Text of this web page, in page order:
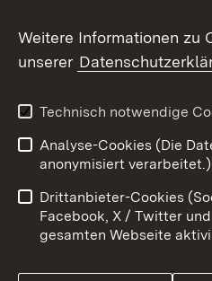
Social Wall
X / Twitter
Youtube
Benutzungshinweise
Datenschutz
Weitere Informationen zu
unserer
Technisch notwendige
Analyse-Cookies (Die
anonymisiert verarbeitet.)
Drittanbieter-Cookies
Facebook, X / Twitter
gesamten Webseite